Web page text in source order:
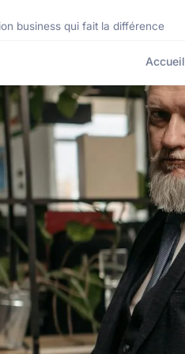
business qui fait la différence
Accueil